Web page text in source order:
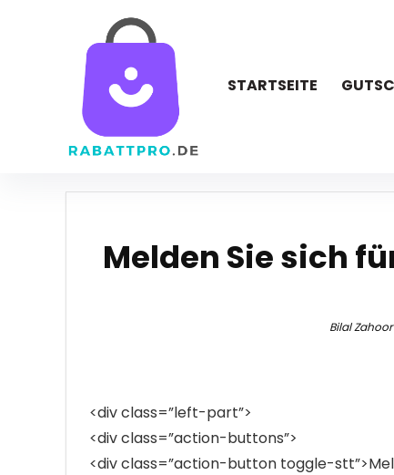
STARTSEITE
Melden Sie sich
Bilal Zahoor
<div class=”left-part”>
<div class=”action-buttons”>
<div class=”action-button toggle-